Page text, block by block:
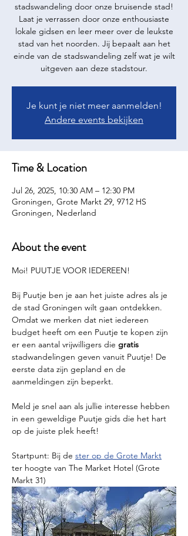
stadswandeling door onze bruisende stad!
Laat je verrassen door onze enthousiaste
lokale gidsen en leer meer over de leukste
stad van het noorden. Jij bepaalt aan het
einde van de stadswandeling zelf wat je wilt
uitgeven aan deze stadstour.
Je kunt je niet meer aanmelden!
Andere events bekijken
Time & Location
Jul 26, 2025, 10:30 AM – 12:30 PM
Groningen, Grote Markt 29, 9712 HS
Groningen, Nederland
About the event
Moi! PUUTJE VOOR IEDEREEN!
Bij Puutje ben je aan het juiste adres als je
de stad Groningen wilt gaan ontdekken.
Omdat we merken dat niet iedereen
budget heeft om een Puutje te kopen zijn
er een aantal vrijwilligers die gratis
stadwandelingen geven vanuit Puutje! De
eerste data zijn gepland en de
aanmeldingen zijn beperkt.
Meld je snel aan als jullie interesse hebben
in een geweldige Puutje gids die het hart
op de juiste plek heeft!
Startpunt: Bij de ster op de Grote Markt
ter hoogte van The Market Hotel (Grote
Markt 31)